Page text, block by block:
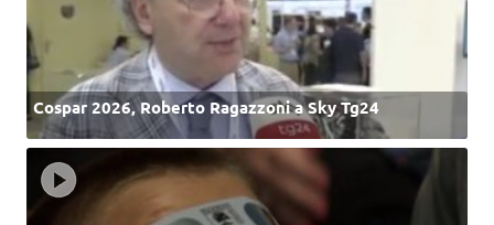
Cospar 2026, Roberto Ragazzoni a Sky Tg24